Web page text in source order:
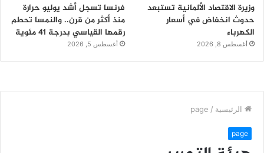
وزيرة الاقتصاد الألمانية تستبعد
حدوث انخفاض في أسعار
الكهرباء
أغسطس 8, 2026
فرنسا تسجل أشد يوليو حرارة
منذ أكثر من قرن.. والنمسا تحطم
رقمها القياسي بدرجة 41 مئوية
أغسطس 5, 2026